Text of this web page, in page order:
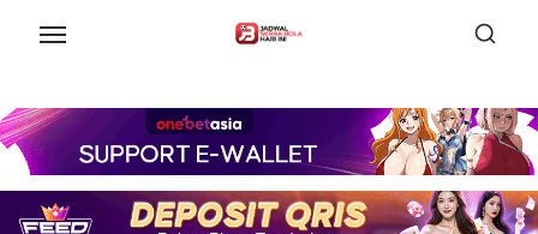
content